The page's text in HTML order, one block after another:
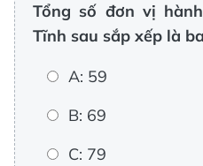
Tổng số đơn vị
Tĩnh sau sắp xếp là
A: 59
B: 69
C: 79